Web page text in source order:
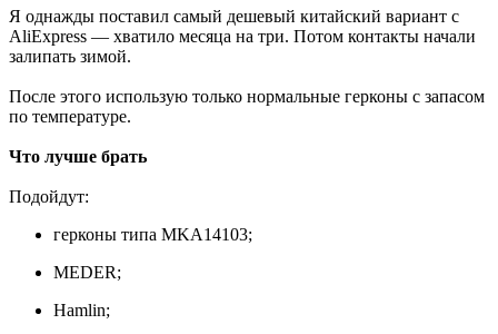
Я однажды поставил самый дешевый китайский вариант с
AliExpress — хватило месяца на три. Потом контакты начали
залипать зимой.
После этого использую только нормальные герконы с запасом
по температуре.
Что лучше брать
Подойдут:
герконы типа MKA14103;
MEDER;
Hamlin;